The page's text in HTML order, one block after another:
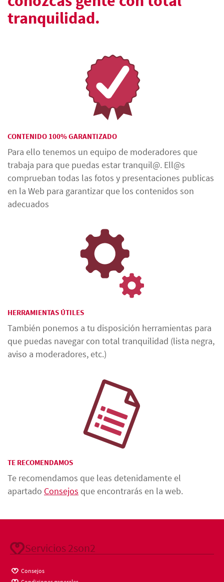
tranquilidad.
CONTENIDO 100% GARANTIZADO
Para ello tenemos un equipo de moderadores que
trabaja para que puedas estar tranquil@. Ell@s
comprueban todas las fotos y presentaciones publicas
en la Web para garantizar que los contenidos son
adecuados
HERRAMIENTAS ÚTILES
También ponemos a tu disposición herramientas para
que puedas navegar con total tranquilidad (lista negra,
aviso a moderadores, etc.)
TE RECOMENDAMOS
Te recomendamos que leas detenidamente el
apartado Consejos que encontrarás en la web.
Servicios 2son2
Consejos